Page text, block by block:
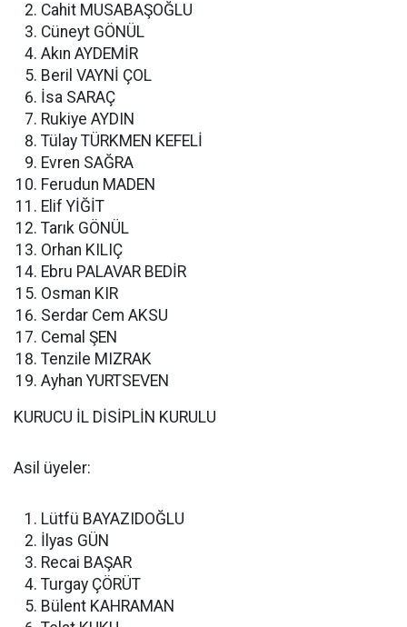
Cahit MUSABAŞOĞLU
Cüneyt GÖNÜL
Akın AYDEMİR
Beril VAYNİ ÇOL
İsa SARAÇ
Rukiye AYDIN
Tülay TÜRKMEN KEFELİ
Evren SAĞRA
Ferudun MADEN
Elif YİĞİT
Tarık GÖNÜL
Orhan KILIÇ
Ebru PALAVAR BEDİR
Osman KIR
Serdar Cem AKSU
Cemal ŞEN
Tenzile MIZRAK
Ayhan YURTSEVEN
KURUCU İL DİSİPLİN KURULU
Asil üyeler:
Lütfü BAYAZIDOĞLU
İlyas GÜN
Recai BAŞAR
Turgay ÇÖRÜT
Bülent KAHRAMAN